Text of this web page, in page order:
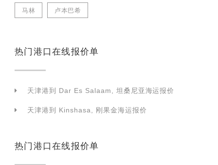
马林 卢本巴希
热门港口在线报价单
天津港到 Dar Es Salaam, 坦桑尼亚海运报价
天津港到 Kinshasa, 刚果金海运报价
热门港口在线报价单